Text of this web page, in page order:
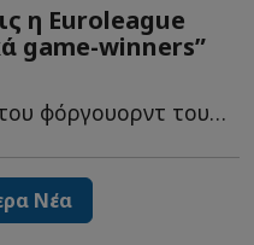
η Euroleague
game-winners”
To βίντεο από το καλάθι του φόργουορντ του Παναθηναϊκού, π...
Νέα